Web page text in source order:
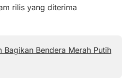
rilis yang diterima
Bagikan Bendera Merah Putih